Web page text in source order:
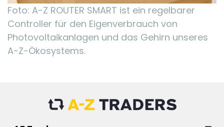
Foto: A-Z ROUTER SMART ist ein regelbarer
Controller für den Eigenverbrauch von
Photovoltaikanlagen und das Gehirn unseres
A-Z-Ökosystems.